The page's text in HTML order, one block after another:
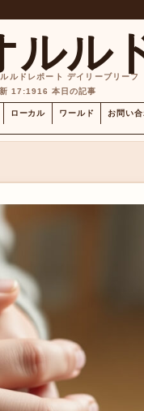
ル
ルドレポート デイリーブリーフ
17:1916 本日の記事
ローカル ワールド お問い